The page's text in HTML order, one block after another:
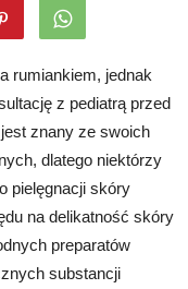
rumiankiem, jednak
z pediatrą przed
znany ze swoich
dlatego niektórzy
pielęgnacji skóry
na delikatność skóry
preparatów
substancji